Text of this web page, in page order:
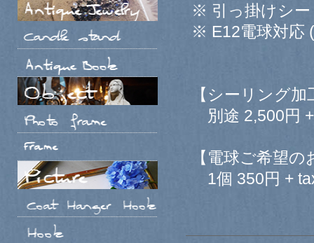
※ 引っ掛けシー
※ E12電球対応
【シーリング
別途 2,500円
【電球ご希望の
1個 350円 +